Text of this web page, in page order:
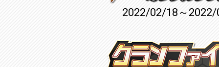
2022/02/18～